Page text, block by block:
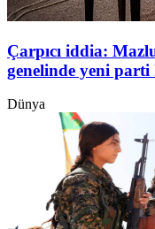
Çarpıcı iddia:
genelinde yeni
Dünya